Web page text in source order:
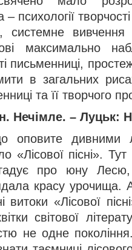
– психології
системне вивчення
максимально
письменниці,
в загальних
та її творчого
Нечімле. – Луцьк:
дивними
«Лісової пісні».
про юну Лесю,
красу урочища.
вито­ки «Лісової
світової
не одне